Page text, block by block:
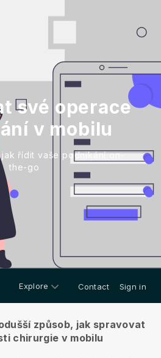
své operace
v mobilu
jak řídit vaše podnikání on-
the-go
Explore Contact Sign in
způsob, jak spravovat
chirurgie v mobilu